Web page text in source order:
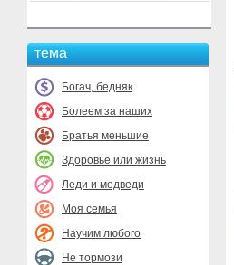
тема
Богач, бедняк
Болеем за наших
Братья меньшие
Здоровье или жизнь
Леди и медведи
Моя семья
Научим любого
Не тормози